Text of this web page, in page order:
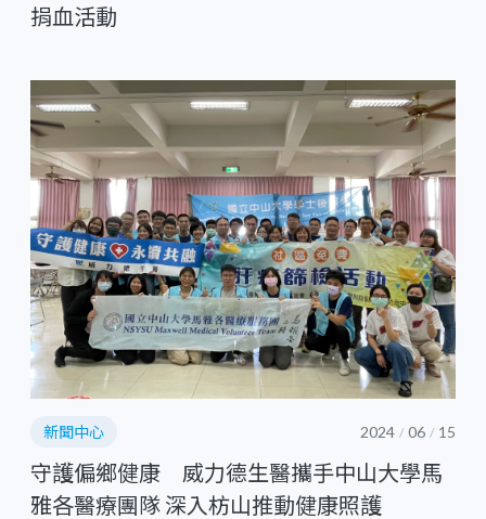
捐血活動
新聞中心 2024 / 06 / 15
守護偏鄉健康 威力德生醫攜手中山大學馬
雅各醫療團隊 深入枋山推動健康照護